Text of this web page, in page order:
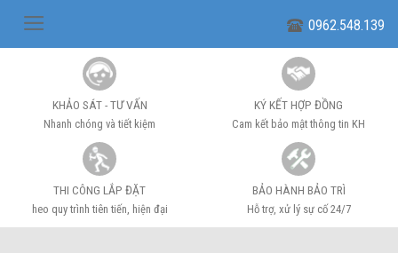
0962.548.139
KHẢO SÁT - TƯ VẤN
Nhanh chóng và tiết kiệm
KÝ KẾT HỢP ĐỒNG
Cam kết bảo mật thông tin KH
THI CÔNG LẮP ĐẶT
heo quy trình tiên tiến, hiện đại
BẢO HÀNH BẢO TRÌ
Hỗ trợ, xử lý sự cố 24/7